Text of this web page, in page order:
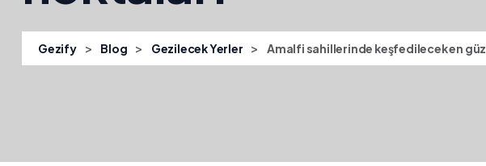
Gezify > Blog > Gezilecek Yerler > Amalfi sahillerinde keşfedilecek en